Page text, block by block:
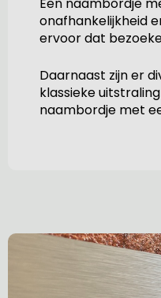
onafhankelijkheid
ervoor dat
Daarnaast zijn er
klassieke
naambordje met